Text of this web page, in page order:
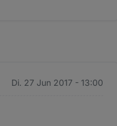
Di. 27 Jun 2017 - 13:00